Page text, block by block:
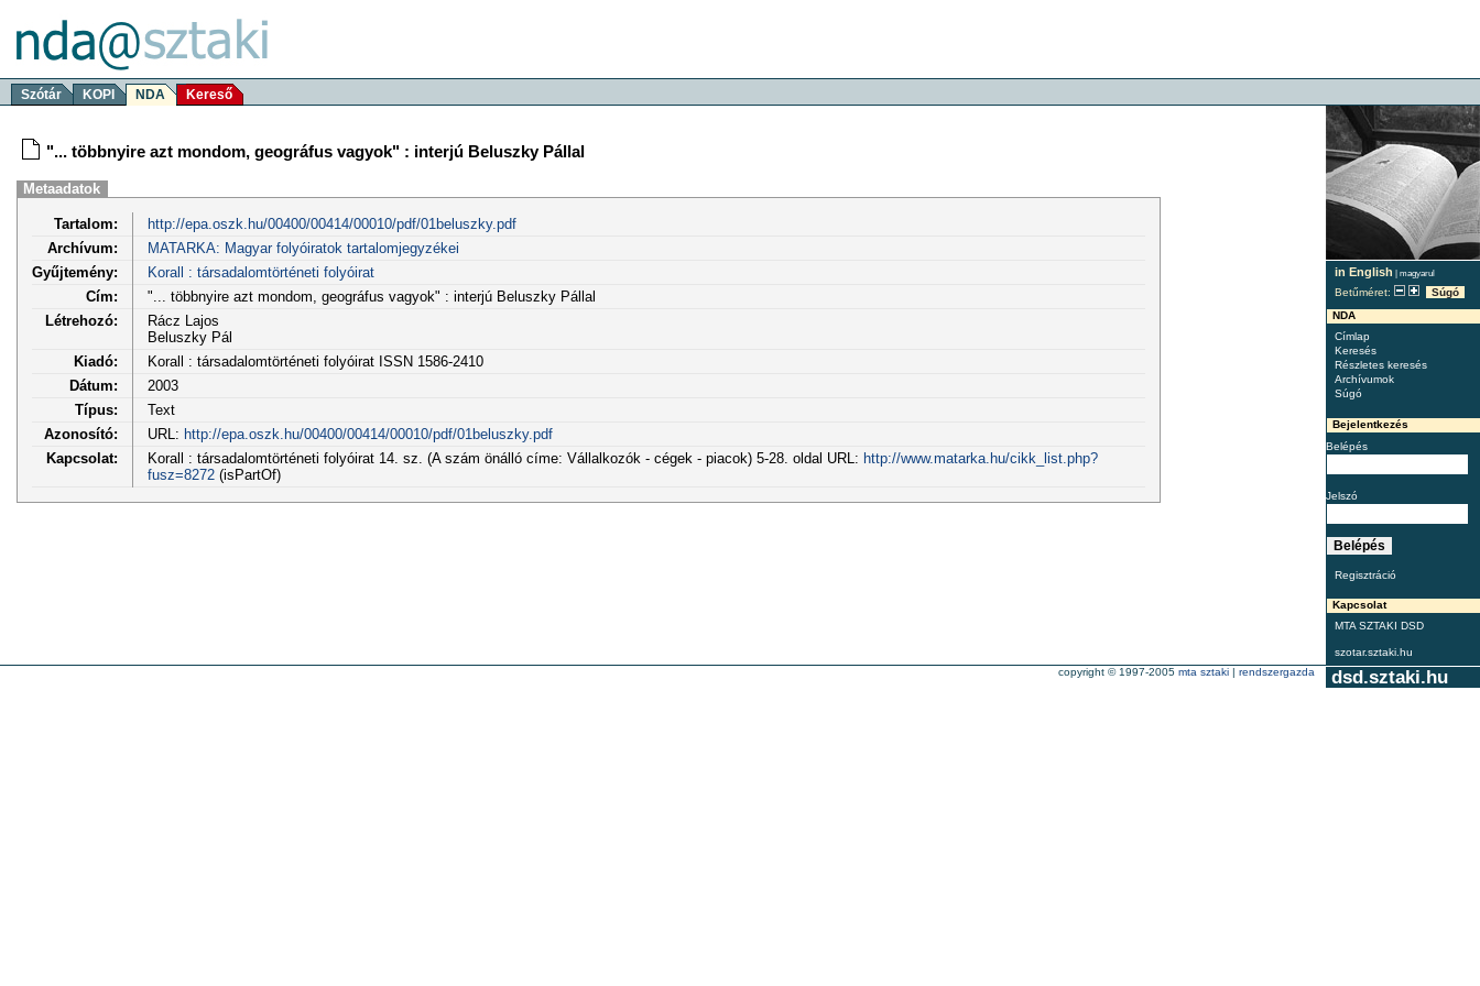
Szótár KOPI NDA Kereső
in English | magyarul
Betűméret:
Súgó
NDA
Címlap
Keresés
Részletes keresés
Archívumok
Súgó
Bejelentkezés
Belépés
Jelszó
Regisztráció
Kapcsolat
MTA SZTAKI DSD
szotar.sztaki.hu
"... többnyire azt mondom, geográfus vagyok" : interjú Beluszky Pállal
Metaadatok
Tartalom:
http://epa.oszk.hu/00400/00414/00010/pdf/01beluszky.pdf
Archívum:
MATARKA: Magyar folyóiratok tartalomjegyzékei
Gyűjtemény:
Korall : társadalomtörténeti folyóirat
Cím:
"... többnyire azt mondom, geográfus vagyok" : interjú Beluszky Pállal
Létrehozó:
Rácz Lajos
Beluszky Pál
Kiadó:
Korall : társadalomtörténeti folyóirat ISSN 1586-2410
Dátum:
2003
Típus:
Text
Azonosító:
URL: http://epa.oszk.hu/00400/00414/00010/pdf/01beluszky.pdf
Kapcsolat:
Korall : társadalomtörténeti folyóirat 14. sz. (A szám önálló címe: Vállalkozók - cégek - piacok) 5-28. oldal URL: http://www.matarka.hu/cikk_list.php?
fusz=8272(isPartOf)
dsd.sztaki.hu
copyright © 1997-2005 mta sztaki | rendszergazda